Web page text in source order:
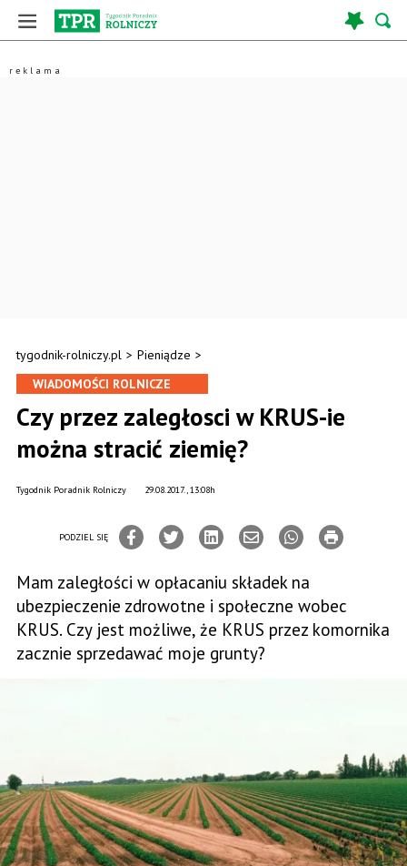
tygodnik-rolniczy.pl > Pieniądze >
WIADOMOŚCI ROLNICZE
Czy przez zaległosci w KRUS-ie
można stracić ziemię?
29.08.2017., 13:08h
Tygodnik Poradnik Rolniczy
PODZIEL SIĘ
Mam zaległości w opłacaniu składek na
ubezpieczenie zdrowotne i społeczne wobec
KRUS. Czy jest możliwe, że KRUS przez komornika
zacznie sprzedawać moje grunty?